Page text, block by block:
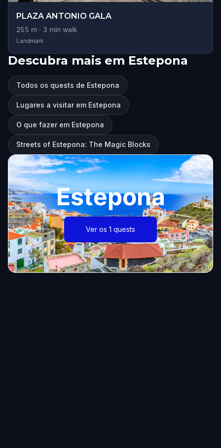
PLAZA ANTONIO GALA
255 m · 3 min walk
Landmark
Descubra mais em Estepona
Todos os quests de Estepona
Lugares a visitar em Estepona
O que fazer em Estepona
Streets of Estepona: The Magic Blocks
Estepona
Ver os 1 quests